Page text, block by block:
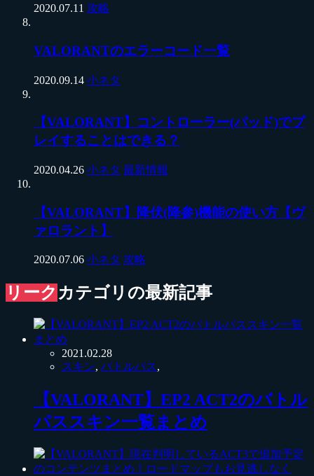
2020.07.11 攻略
VALORANTのエラーコード一覧
2020.09.14 小ネタ
【VALORANT】コントローラー(パッド)でプ
レイすることはできる？
2020.04.26 小ネタ 最新情報
【VALORANT】降伏(降参)機能の使い方【ヴ
ァロラント】
2020.07.06 小ネタ 攻略
リーク カテゴリの最新記事
2021.02.28
スキン, バトルパス ,
【VALORANT】EP2 ACT2のバトル
パススキン一覧まとめ